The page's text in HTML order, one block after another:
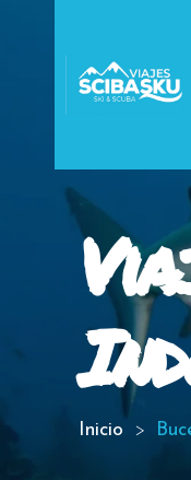
Inicio